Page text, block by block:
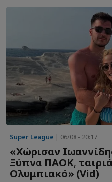
Super League | 06/08 - 20:17
«Χώρισαν
Ξύπνα ΠΑΟΚ,
Ολυμπιακό» (Vid)